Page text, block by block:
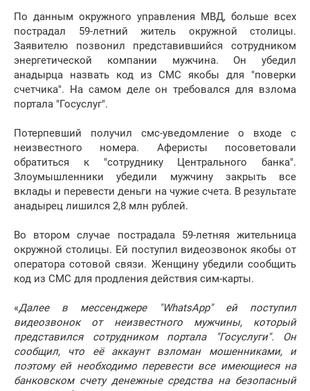
По данным окружного управления МВД, больше всех
пострадал 59-летний житель окружной столицы.
Заявителю позвонил представившийся сотрудником
энергетической компании мужчина. Он убедил
анадырца назвать код из СМС якобы для "поверки
счетчика". На самом деле он требовался для взлома
портала "Госуслуг".
Потерпевший получил смс-уведомление о входе с
неизвестного номера. Аферисты посоветовали
обратиться к "сотруднику Центрального банка".
Злоумышленники убедили мужчину закрыть все
вклады и перевести деньги на чужие счета. В результате
анадырец лишился 2,8 млн рублей.
Во втором случае пострадала 59-летняя жительница
окружной столицы. Ей поступил видеозвонок якобы от
оператора сотовой связи. Женщину убедили сообщить
код из СМС для продления действия сим-карты.
«Далее в мессенджере "WhatsApp" ей поступил
видеозвонок от неизвестного мужчины, который
представился сотрудником портала "Госуслуги". Он
сообщил, что её аккаунт взломан мошенниками, и
поэтому ей необходимо перевести все имеющиеся на
банковском счету денежные средства на безопасный